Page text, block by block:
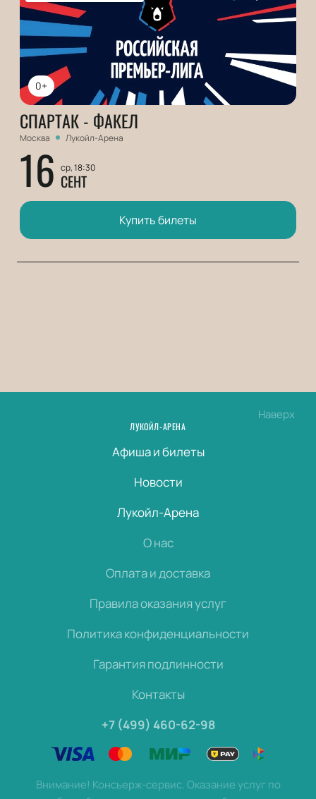
0+
СПАРТАК - ФАКЕЛ
Москва Лукойл-Арена
16 ср, 18:30
СЕНТ
Купить билеты
Наверх
ЛУКОЙЛ-АРЕНА
Афиша и билеты
Новости
Лукойл-Арена
О нас
Оплата и доставка
Правила оказания услуг
Политика конфиденциальности
Гарантия подлинности
Контакты
+7 (499) 460-62-98
Внимание! Консьерж-сервис. Оказание услуг по